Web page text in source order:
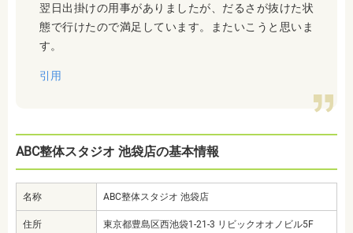
翌日出掛けの用事がありましたが、だるさが抜けた状
態で行けたので満足しています。またいこうと思いま
す。
引用
ABC整体スタジオ 池袋店の基本情報
名称 ABC整体スタジオ 池袋店
住所 東京都豊島区西池袋1-21-3 リビックオオノビル5F